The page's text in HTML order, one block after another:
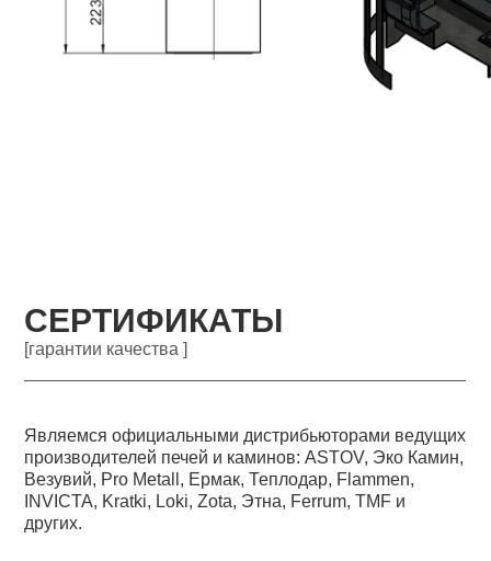
СЕРТИФИКАТЫ
[гарантии качества ]
Являемся официальными дистрибьюторами ведущих
производителей печей и каминов: ASTOV, Эко Камин,
Везувий, Pro Metall, Ермак, Теплодар, Flammen,
INVICTA, Kratki, Loki, Zota, Этна, Ferrum, TMF и
других.